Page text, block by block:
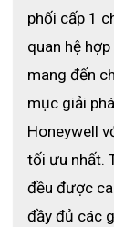
phối cấp 1
quan hệ
mang đến
mục giải
Honeywell
tối ưu nhất.
đều được
đầy đủ các